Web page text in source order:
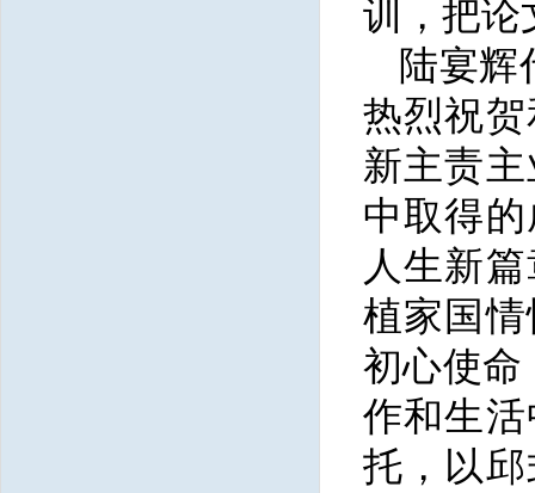
训，把论
陆宴辉
热烈祝
新主责
中取得
人生新
植家国
初心使命
作和生
托，以